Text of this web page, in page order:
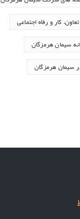
کار و رفاه اجتماعی
سیمان هرمزگان
سیمان هرمزگان